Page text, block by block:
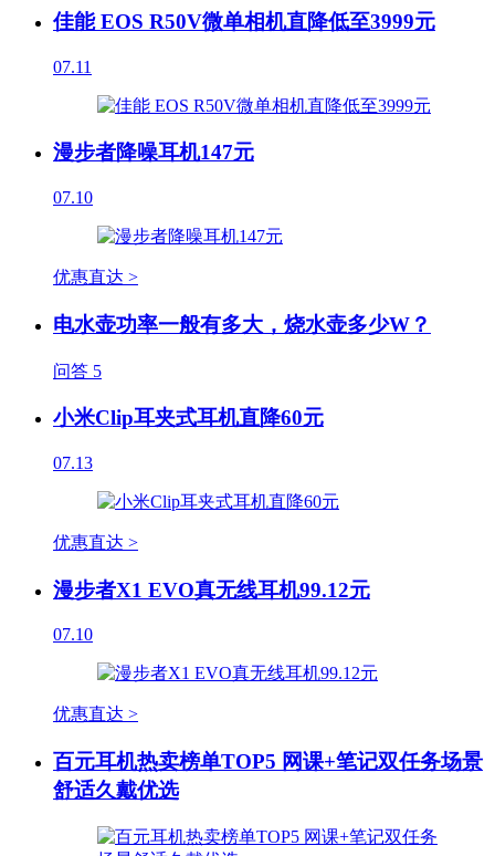
佳能 EOS R50V微单相机直降低至3999元
07.11
漫步者降噪耳机147元
07.10
优惠直达 >
电水壶功率一般有多大，烧水壶多少W？
问答 5
小米Clip耳夹式耳机直降60元
07.13
优惠直达 >
漫步者X1 EVO真无线耳机99.12元
07.10
优惠直达 >
百元耳机热卖榜单TOP5 网课+笔记双任务场景
舒适久戴优选